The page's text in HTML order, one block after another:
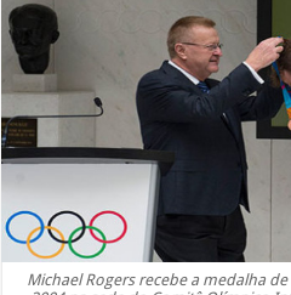
Michael Rogers recebe a medalha